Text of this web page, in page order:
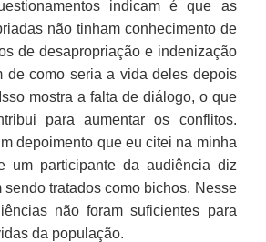
indicam é que as
não tinham conhecimento de
de desapropriação e indenização
de como seria a vida deles depois
mostra a falta de diálogo, o que
para aumentar os conflitos.
depoimento que eu citei na minha
um participante da audiência diz
sendo tratados como bichos. Nesse
não foram suficientes para
da população.